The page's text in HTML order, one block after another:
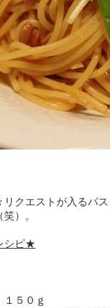
クエストが入るパ
）。
シピ★
５０ｇ